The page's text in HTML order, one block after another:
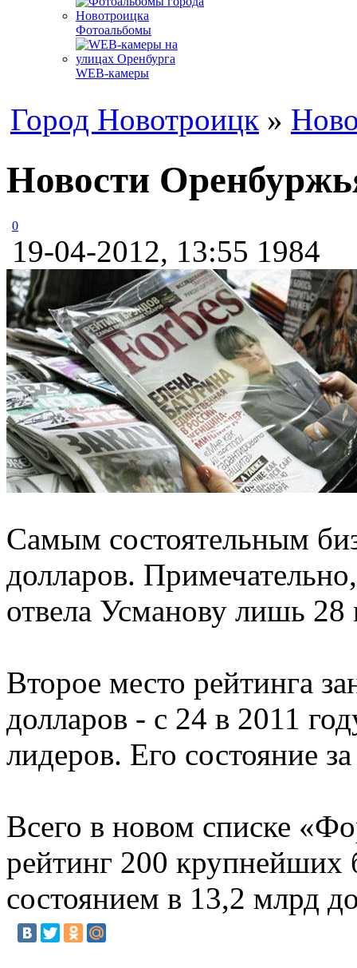
Фотоальбомы
WEB-камеры
Город Новотроицк »
Новости
0
19-04-2012, 13:55 1984
Самым состоятельным
долларов.
отвела Усманову лишь 28
Второе место рейтинга
долларов - с 24 в 2011
лидеров. Его состояние
Всего в новом списке
рейтинг 200
состоянием в 13,2 млрд